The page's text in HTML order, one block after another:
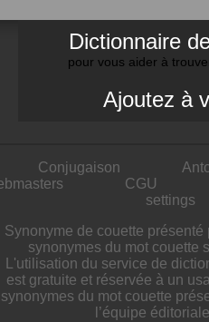
Dictionnaire
pour vous aider à
Ajoutez à
Conjugaison
CGU
settings
Synonyme de couette
synonymes du mot couette
L'utilisation du service de
est gratuite et réservée à un
synonymes du mot couette
l’équipe